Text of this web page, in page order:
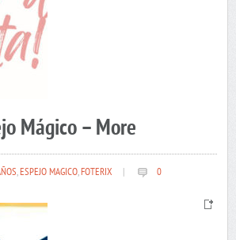
Mágico – More
,ESPEJO MAGICO,FOTERIX 0